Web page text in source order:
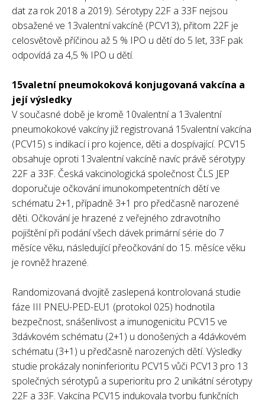
dat za rok 2018 a 2019). Sérotypy 22F a 33F nejsou
obsažené ve 13valentní vakcíně (PCV13), přitom 22F je
celosvětově příčinou až 5 % IPO u dětí do 5 let, 33F pak
odpovídá za 4,5 % IPO u dětí.
15valetní pneumokoková konjugovaná vakcína a
její výsledky
V současné době je kromě 10valentní a 13valentní
pneumokokové vakcíny již registrovaná 15valentní vakcína
(PCV15) s indikací i pro kojence, děti a dospívající. PCV15
obsahuje oproti 13valentní vakcíně navíc právě sérotypy
22F a 33F. Česká vakcinologická společnost ČLS JEP
doporučuje očkování imunokompetentních dětí ve
schématu 2+1, případně 3+1 pro předčasně narozené
děti. Očkování je hrazené z veřejného zdravotního
pojištění při podání všech dávek primární série do 7
měsíce věku, následující přeočkování do 15. měsíce věku
je rovněž hrazené.
Randomizovaná dvojitě zaslepená kontrolovaná studie
fáze III PNEU-PED-EU1 (protokol 025) hodnotila
bezpečnost, snášenlivost a imunogenicitu PCV15 ve
3dávkovém schématu (2+1) u donošených a 4dávkovém
schématu (3+1) u předčasně narozených dětí. Výsledky
studie prokázaly noninferioritu PCV15 vůči PCV13 pro 13
společných sérotypů a superioritu pro 2 unikátní sérotypy
22F a 33F. Vakcína PCV15 indukovala tvorbu funkčních